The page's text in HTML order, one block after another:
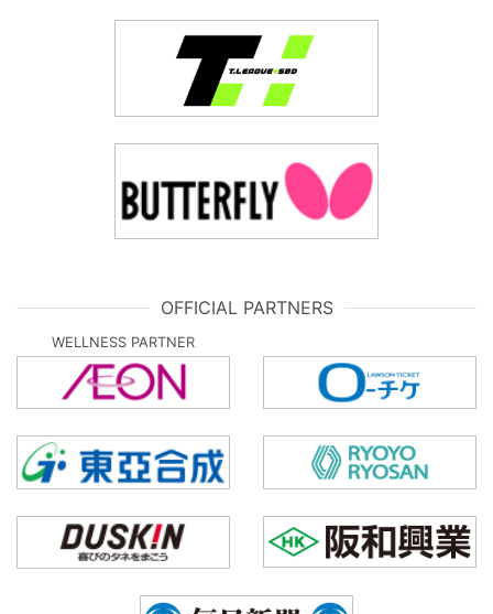
OFFICIAL PARTNERS
WELLNESS PARTNER